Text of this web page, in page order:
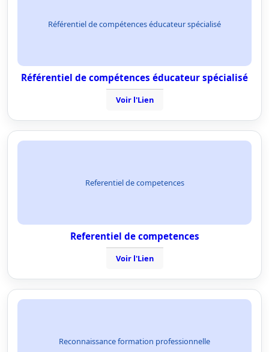
Référentiel de compétences éducateur spécialisé
Référentiel de compétences éducateur spécialisé
Voir l'Lien
Referentiel de competences
Referentiel de competences
Voir l'Lien
Reconnaissance formation professionnelle